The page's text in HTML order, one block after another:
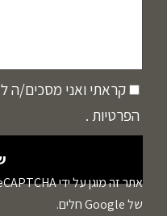
קראתי ואני מסכים/ה ל
הפרטיות .
אתר זה מוגן על ידי reCAPTCHA ו
של Google חלים.